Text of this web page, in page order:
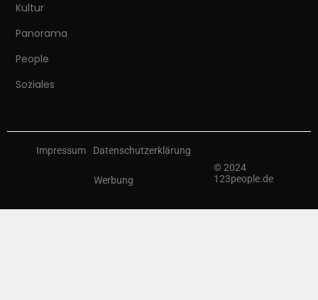
Kultur
Panorama
People
Soziales
© 2024
123people.de
Impressum Datenschutzerklärung
Werbung